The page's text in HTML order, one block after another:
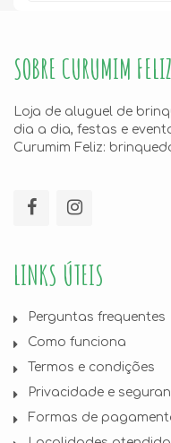
SOBRE CURUMIM FELIZ
Loja de aluguel de
dia a dia, festas e
Curumim Feliz:
LINKS ÚTEIS
Perguntas frequentes
Como funciona
Termos e condições
Privacidade e
Formas de